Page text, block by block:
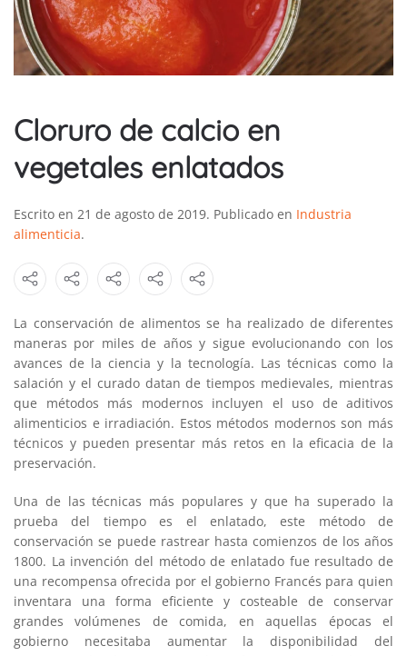
Cloruro de calcio en
vegetales enlatados
Escrito en 21 de agosto de 2019. Publicado en Industria
alimenticia.
La conservación de alimentos se ha realizado de diferentes
maneras por miles de años y sigue evolucionando con los
avances de la ciencia y la tecnología. Las técnicas como la
salación y el curado datan de tiempos medievales, mientras
que métodos más modernos incluyen el uso de aditivos
alimenticios e irradiación. Estos métodos modernos son más
técnicos y pueden presentar más retos en la eficacia de la
preservación.
Una de las técnicas más populares y que ha superado la
prueba del tiempo es el enlatado, este método de
conservación se puede rastrear hasta comienzos de los años
1800. La invención del método de enlatado fue resultado de
una recompensa ofrecida por el gobierno Francés para quien
inventara una forma eficiente y costeable de conservar
grandes volúmenes de comida, en aquellas épocas el
gobierno necesitaba aumentar la disponibilidad del